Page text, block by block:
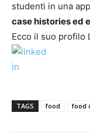
studenti in una
case histories ed
Ecco il suo profilo
TAGS food food